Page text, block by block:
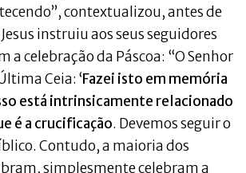
contextualizou, antes de
instruiu aos seus seguidores
a celebração da Páscoa: “O Senhor
Ceia: ‘Fazei isto em memória
está intrinsicamente relacionado
é a crucificação. Devemos seguir o
Contudo, a maioria dos
simplesmente celebram a